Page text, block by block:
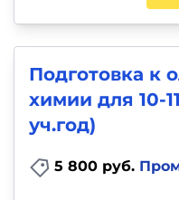
Подготовка к
химии для 10-
уч.год)
5 800 руб.